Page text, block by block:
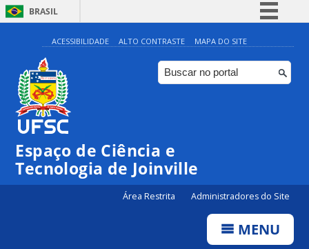
BRASIL
Simplifique!
Comunica BR
Participe
ACESSIBILIDADE ALTO CONTRASTE MAPA DO SITE
Espaço de Ciência e
Tecnologia de Joinville
Área Restrita Administradores do Site
MENU